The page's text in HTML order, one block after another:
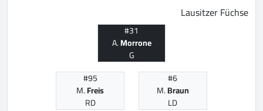
Lausitzer Füchse
#31
A.Morrone
G
#95
M.Freis
RD
#6
M.Braun
LD